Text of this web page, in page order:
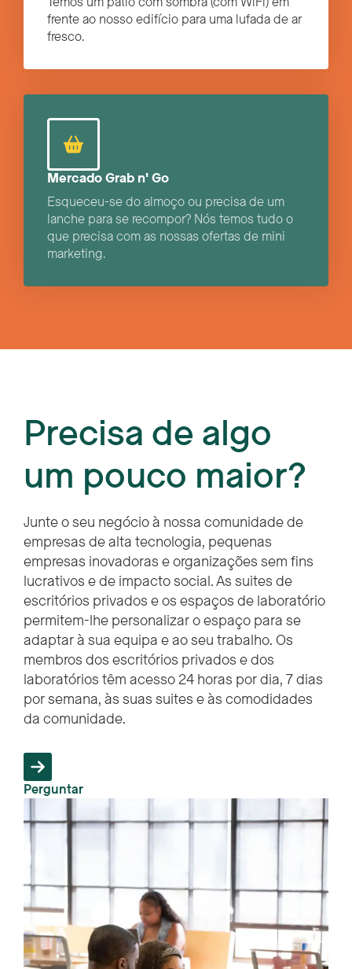
frente ao nosso edifício para uma lufada de ar
fresco.
Mercado Grab n' Go
Esqueceu-se do almoço ou precisa de um
lanche para se recompor? Nós temos tudo o
que precisa com as nossas ofertas de mini
marketing.
Precisa de algo
um pouco maior?
Junte o seu negócio à nossa comunidade de
empresas de alta tecnologia, pequenas
empresas inovadoras e organizações sem fins
lucrativos e de impacto social. As suites de
escritórios privados e os espaços de laboratório
permitem-lhe personalizar o espaço para se
adaptar à sua equipa e ao seu trabalho. Os
membros dos escritórios privados e dos
laboratórios têm acesso 24 horas por dia, 7 dias
por semana, às suas suites e às comodidades
da comunidade.
Perguntar